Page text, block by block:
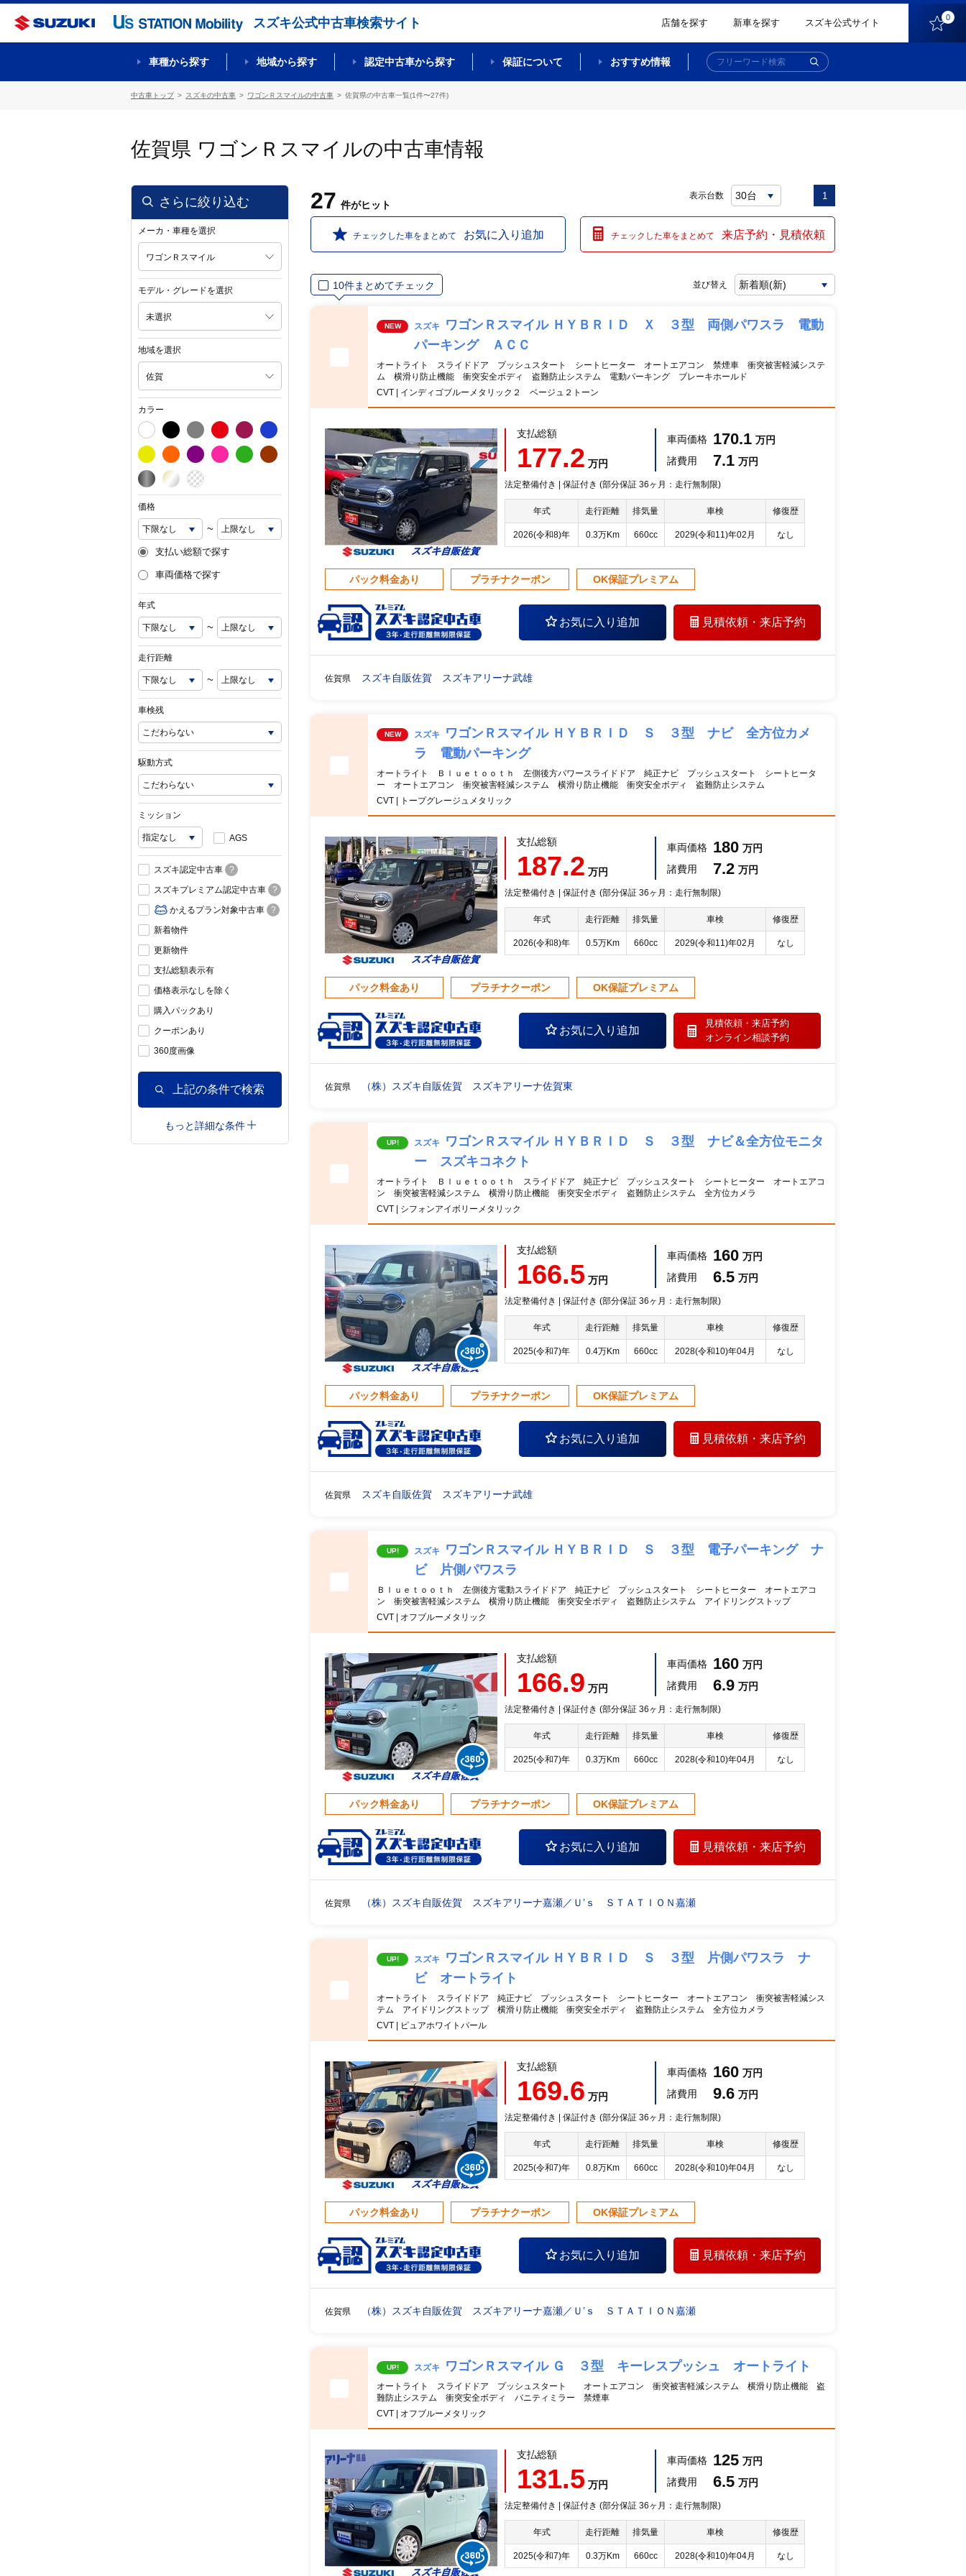
スズキ公式中古車検索サイト 店舗を探す 新車を探す スズキ公式サイト 0
車種から探す 地域から探す 認定中古車から探す 保証について おすすめ情報
中古車トップ スズキの中古車 ワゴンＲスマイルの中古車 佐賀県の中古車一覧(1件〜27件)
佐賀県 ワゴンＲスマイルの中古車情報
さらに絞り込む
メーカ・車種を選択
ワゴンＲスマイル
モデル・グレードを選択
未選択
地域を選択
佐賀
カラー
価格
~
支払い総額で探す
車両価格で探す
年式
~
走行距離
~
車検残
駆動方式
ミッション
AGS
スズキ認定中古車
?
スズキプレミアム認定中古車
?
かえるプラン対象中古車
?
新着物件
更新物件
支払総額表示有
価格表示なしを除く
購入パックあり
クーポンあり
360度画像
上記の条件で検索
もっと詳細な条件
27 件がヒット
表示台数 1
チェックした車をまとめて お気に入り追加 チェックした車をまとめて 来店予約・見積依頼
10件まとめてチェック 並び替え
NEW スズキ
ワゴンＲスマイル ＨＹＢＲＩＤ Ｘ ３型 両側パワスラ 電動
パーキング ＡＣＣ
オートライト スライドドア プッシュスタート シートヒーター オートエアコン 禁煙車 衝突被害軽減システ
ム 横滑り防止機能 衝突安全ボディ 盗難防止システム 電動パーキング ブレーキホールド
CVT | インディゴブルーメタリック２ ベージュ２トーン
支払総額
177.2 万円
車両価格 170.1 万円
諸費用
7.1 万円
法定整備付き | 保証付き (部分保証 36ヶ月：走行無制限)
年式 走行距離 排気量 車検 修復歴
2026(令和8)年 0.3万Km 660cc 2029(令和11)年02月 なし
パック料金あり プラチナクーポン OK保証プレミアム
お気に入り追加 見積依頼・ 来店予約
佐賀県 スズキ自販佐賀 スズキアリーナ武雄
NEW スズキ
ワゴンＲスマイル ＨＹＢＲＩＤ Ｓ ３型 ナビ 全方位カメ
ラ 電動パーキング
オートライト Ｂｌｕｅｔｏｏｔｈ 左側後方パワースライドドア 純正ナビ プッシュスタート シートヒータ
ー オートエアコン 衝突被害軽減システム 横滑り防止機能 衝突安全ボディ 盗難防止システム
CVT | トープグレージュメタリック
支払総額
187.2 万円
車両価格 180 万円
諸費用
7.2 万円
法定整備付き | 保証付き (部分保証 36ヶ月：走行無制限)
年式 走行距離 排気量 車検 修復歴
2026(令和8)年 0.5万Km 660cc 2029(令和11)年02月 なし
パック料金あり プラチナクーポン OK保証プレミアム
お気に入り追加
見積依頼・ 来店予約
オンライン相談予約
佐賀県 （株）スズキ自販佐賀 スズキアリーナ佐賀東
UP! スズキ
ワゴンＲスマイル ＨＹＢＲＩＤ Ｓ ３型 ナビ＆全方位モニタ
ー スズキコネクト
オートライト Ｂｌｕｅｔｏｏｔｈ スライドドア 純正ナビ プッシュスタート シートヒーター オートエアコ
ン 衝突被害軽減システム 横滑り防止機能 衝突安全ボディ 盗難防止システム 全方位カメラ
CVT | シフォンアイボリーメタリック
支払総額
166.5 万円
車両価格 160 万円
諸費用
6.5 万円
法定整備付き | 保証付き (部分保証 36ヶ月：走行無制限)
年式 走行距離 排気量 車検 修復歴
2025(令和7)年 0.4万Km 660cc 2028(令和10)年04月 なし
パック料金あり プラチナクーポン OK保証プレミアム
お気に入り追加 見積依頼・ 来店予約
佐賀県 スズキ自販佐賀 スズキアリーナ武雄
UP! スズキ
ワゴンＲスマイル ＨＹＢＲＩＤ Ｓ ３型 電子パーキング ナ
ビ 片側パワスラ
Ｂｌｕｅｔｏｏｔｈ 左側後方電動スライドドア 純正ナビ プッシュスタート シートヒーター オートエアコ
ン 衝突被害軽減システム 横滑り防止機能 衝突安全ボディ 盗難防止システム アイドリングストップ
CVT | オフブルーメタリック
支払総額
166.9 万円
車両価格 160 万円
諸費用
6.9 万円
法定整備付き | 保証付き (部分保証 36ヶ月：走行無制限)
年式 走行距離 排気量 車検 修復歴
2025(令和7)年 0.3万Km 660cc 2028(令和10)年04月 なし
パック料金あり プラチナクーポン OK保証プレミアム
お気に入り追加 見積依頼・ 来店予約
佐賀県 （株）スズキ自販佐賀 スズキアリーナ嘉瀬／Ｕ’ｓ ＳＴＡＴＩＯＮ嘉瀬
UP! スズキ
ワゴンＲスマイル ＨＹＢＲＩＤ Ｓ ３型 片側パワスラ ナ
ビ オートライト
オートライト スライドドア 純正ナビ プッシュスタート シートヒーター オートエアコン 衝突被害軽減シス
テム アイドリングストップ 横滑り防止機能 衝突安全ボディ 盗難防止システム 全方位カメラ
CVT | ピュアホワイトパール
支払総額
169.6 万円
車両価格 160 万円
諸費用
9.6 万円
法定整備付き | 保証付き (部分保証 36ヶ月：走行無制限)
年式 走行距離 排気量 車検 修復歴
2025(令和7)年 0.8万Km 660cc 2028(令和10)年04月 なし
パック料金あり プラチナクーポン OK保証プレミアム
お気に入り追加 見積依頼・ 来店予約
佐賀県 （株）スズキ自販佐賀 スズキアリーナ嘉瀬／Ｕ’ｓ ＳＴＡＴＩＯＮ嘉瀬
UP! スズキ ワゴンＲスマイル Ｇ ３型 キーレスプッシュ オートライト
オートライト スライドドア プッシュスタート オートエアコン 衝突被害軽減システム 横滑り防止機能 盗
難防止システム 衝突安全ボディ バニティミラー 禁煙車
CVT | オフブルーメタリック
支払総額
131.5 万円
車両価格 125 万円
諸費用
6.5 万円
法定整備付き | 保証付き (部分保証 36ヶ月：走行無制限)
年式 走行距離 排気量 車検 修復歴
2025(令和7)年 0.3万Km 660cc 2028(令和10)年04月 なし